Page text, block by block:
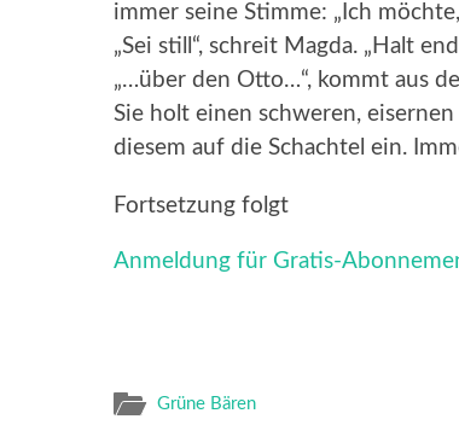
immer seine Stimme: „Ich
„Sei still“, schreit Magda. „Halt
„…über den Otto…“, kommt aus
Sie holt einen schweren,
diesem auf die Schachtel ein.
Fortsetzung folgt
Anmeldung für Gratis-
Grüne Bären